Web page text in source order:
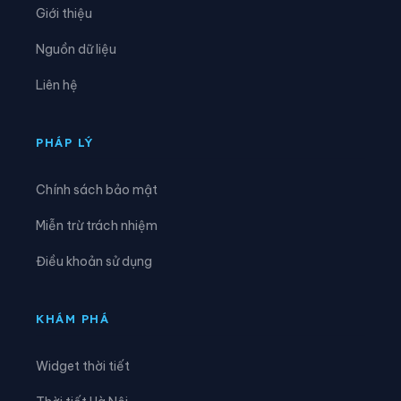
Xã Đắk Song
Xã Đông Giang
Giới thiệu
Nguồn dữ liệu
Liên hệ
PHÁP LÝ
Chính sách bảo mật
Miễn trừ trách nhiệm
Điều khoản sử dụng
KHÁM PHÁ
Widget thời tiết